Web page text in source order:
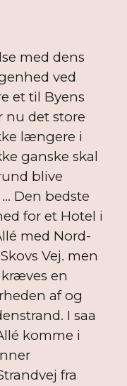
med dens
ved
et til Byens
nu det store
længere i
ganske skal
blive
Den bedste
for et Hotel i
med Nord-
Vej. men
en
af og
I saa
komme i
fra